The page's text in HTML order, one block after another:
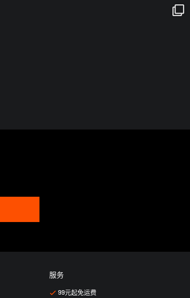
服务
99元起免运费